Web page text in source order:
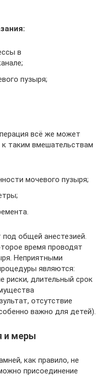
в
пузыря;
всё же может
таким вмешательствам
мочевого пузыря;
общей анестезией.
время проводят
Неприятными
являются:
риски, длительный срок
отсутствие
важно для детей).
и меры
как правило, не
присоединение